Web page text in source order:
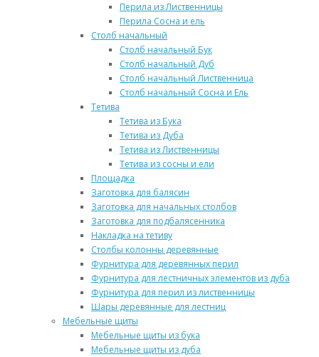
Перила из Лиственницы
Перила Сосна и ель
Столб начальный
Столб начальный Бук
Столб начальный Дуб
Столб начальный Лиственница
Столб начальный Сосна и Ель
Тетива
Тетива из Бука
Тетива из Дуба
Тетива из Лиственницы
Тетива из сосны и ели
Площадка
Заготовка для балясин
Заготовка для начальных столбов
Заготовка для подбалясенника
Накладка на тетиву
Столбы колонны деревянные
Фурнитура для деревянных перил
Фурнитура для лестничных элементов из дуба
Фурнитура для перил из лиственницы
Шары деревянные для лестниц
Мебельные щиты
Мебельные щиты из бука
Мебельные щиты из дуба